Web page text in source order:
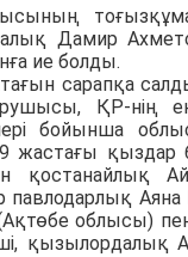
Дамир
ие болды.
сарапқа салды.
ҚР-нің
бойынша
қыздар
қостанайлық
Аяна
облысы)
қызылордалық